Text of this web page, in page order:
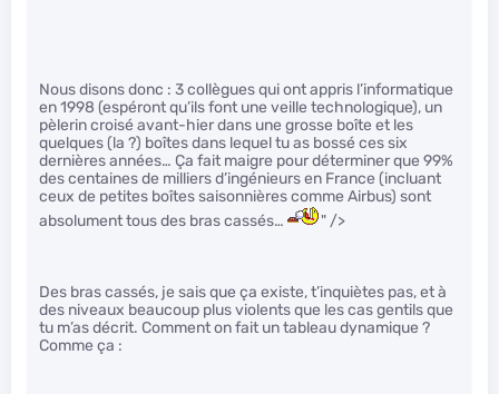
Nous disons donc : 3 collègues qui ont appris l’informatique
en 1998 (espéront qu’ils font une veille technologique), un
pèlerin croisé avant-hier dans une grosse boîte et les
quelques (la ?) boîtes dans lequel tu as bossé ces six
dernières années… Ça fait maigre pour déterminer que 99%
des centaines de milliers d’ingénieurs en France (incluant
ceux de petites boîtes saisonnières comme Airbus) sont
absolument tous des bras cassés…
" />
Des bras cassés, je sais que ça existe, t’inquiètes pas, et à
des niveaux beaucoup plus violents que les cas gentils que
tu m’as décrit. Comment on fait un tableau dynamique ?
Comme ça :